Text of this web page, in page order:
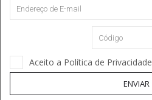
Aceito a Política de Privacidade
ENVIAR